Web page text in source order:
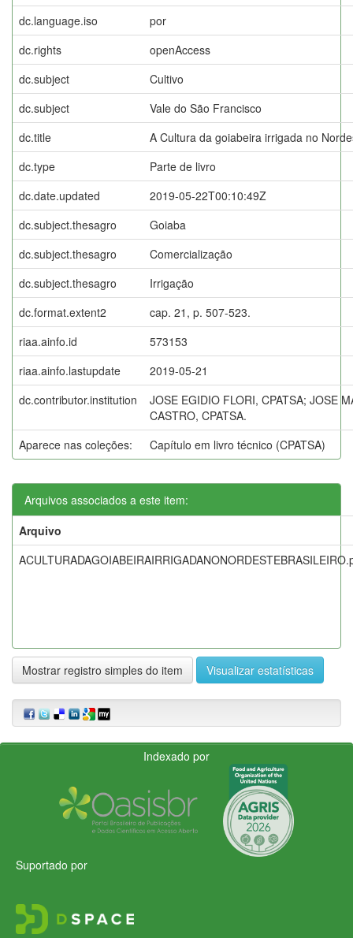
dc.language.iso
por
dc.rights
openAccess
dc.subject
Cultivo
dc.subject
Vale do São Francisco
dc.title
A Cultura da goiabeira irrigada no
dc.type
Parte de livro
dc.date.updated
2019-05-22T00:10:49Z
dc.subject.thesagro
Goiaba
dc.subject.thesagro
Comercialização
dc.subject.thesagro
Irrigação
dc.format.extent2
cap. 21, p. 507-523.
riaa.ainfo.id
573153
riaa.ainfo.lastupdate
2019-05-21
dc.contributor.institution
JOSE EGIDIO FLORI, CPATSA; JOSE
CASTRO, CPATSA.
Aparece nas coleções:
Capítulo em livro técnico (CPATSA)
Arquivos associados a este item:
Arquivo
Mostrar registro simples do item Visualizar estatísticas
Indexado por
Suportado por